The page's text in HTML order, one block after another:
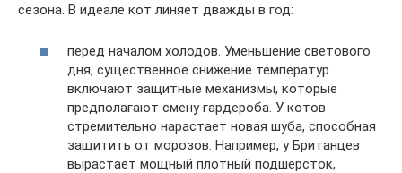
сезона. В идеале кот линяет дважды в год:
перед началом холодов. Уменьшение светового
дня, существенное снижение температур
включают защитные механизмы, которые
предполагают смену гардероба. У котов
стремительно нарастает новая шуба, способная
защитить от морозов. Например, у Британцев
вырастает мощный плотный подшерсток,